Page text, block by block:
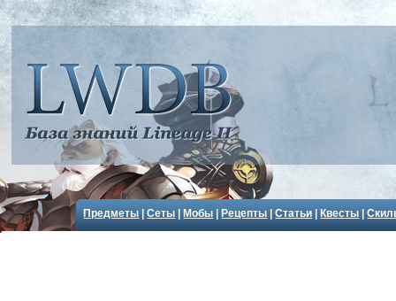
Предметы |Сеты Мобы Рецепты |Статьи Квесты |